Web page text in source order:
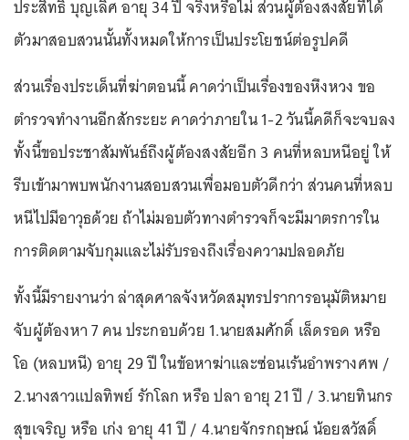
ประสิทธิ์ บุญเลิศ อายุ 34 ปี จริงหรือไม่ ส่วนผู้ต้องสงสัยที่ได้
ตัวมาสอบสวนนั้นทั้งหมดให้การเป็นประโยชน์ต่อรูปคดี
ส่วนเรื่องประเด็นที่ฆ่าตอนนี้ คาดว่าเป็นเรื่องของหึงหวง ขอ
ตำรวจทำงานอีกสักระยะ คาดว่าภายใน 1-2 วันนี้คดีก็จะจบลง
ทั้งนี้ขอประชาสัมพันธ์ถึงผู้ต้องสงสัยอีก 3 คนที่หลบหนีอยู่ ให้
รีบเข้ามาพบพนักงานสอบสวนเพื่อมอบตัวดีกว่า ส่วนคนที่หลบ
หนีไปมีอาวุธด้วย ถ้าไม่มอบตัวทางตำรวจก็จะมีมาตรการใน
การติดตามจับกุมและไม่รับรองถึงเรื่องความปลอดภัย
ทั้งนี้มีรายงานว่า ล่าสุดศาลจังหวัดสมุทรปราการอนุมัติหมาย
จับผู้ต้องหา 7 คน ประกอบด้วย 1.นายสมศักดิ์ เล็ดรอด หรือ
โอ (หลบหนี) อายุ 29 ปี ในข้อหาฆ่าและซ่อนเร้นอำพรางศพ /
2.นางสาวแปลทิพย์ รักโลก หรือ ปลา อายุ 21 ปี / 3.นายทินกร
สุขเจริญ หรือ เก่ง อายุ 41 ปี / 4.นายจักรกฤษณ์ น้อยสวัสดิ์